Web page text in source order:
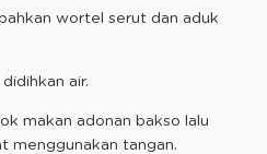
wortel serut dan aduk
air.
makan adonan bakso lalu
menggunakan tangan.